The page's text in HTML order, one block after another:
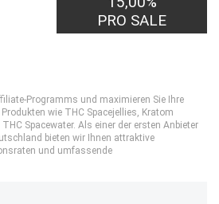
PRO SALE
Programms und maximieren Sie Ihre
wie THC Spacejellies, Kratom
Spacewater. Als einer der ersten Anbieter
bieten wir Ihnen attraktive
und umfassende